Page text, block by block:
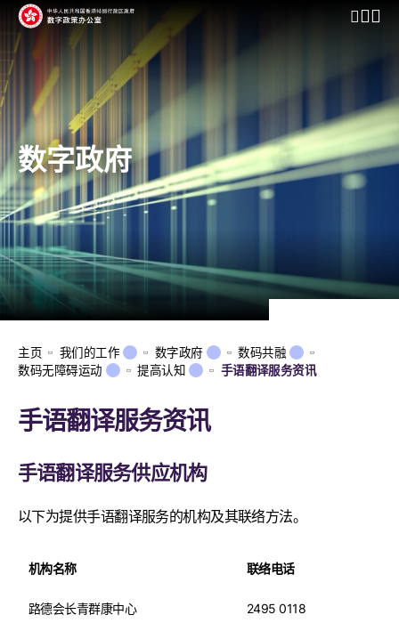
开启行
数字政府
主页 我们的工作 数字政府
数码共融
数码无障碍运动
提高认知 手语翻译服务资讯
手语翻译服务资讯
手语翻译服务供应机构
以下为提供手语翻译服务的机构及其联络方法。
机构名称 联络电话
路德会长青群康中心 2495 0118